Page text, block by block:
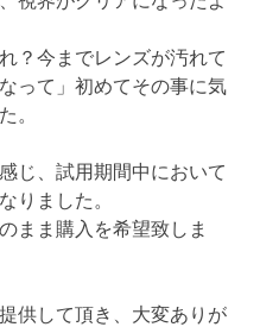
？今までレンズが汚れて
って」初めてその事に気
。
じ、試用期間中において
りました。
まま購入を希望致しま
供して頂き、大変ありが